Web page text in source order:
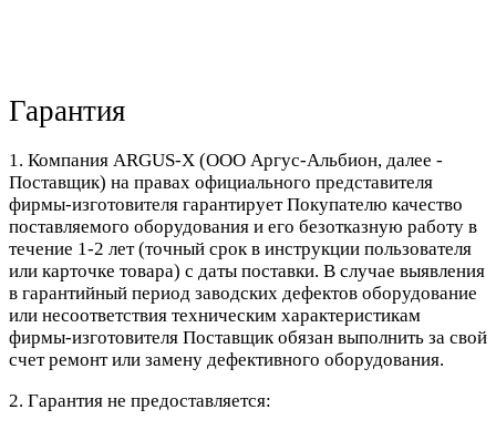
Гарантия
1. Компания ARGUS-X (ООО Аргус-Альбион, далее -
Поставщик) на правах официального представителя
фирмы-изготовителя гарантирует Покупателю качество
поставляемого оборудования и его безотказную работу в
течение 1-2 лет (точный срок в инструкции пользователя
или карточке товара) с даты поставки. В случае выявления
в гарантийный период заводских дефектов оборудование
или несоответствия техническим характеристикам
фирмы-изготовителя Поставщик обязан выполнить за свой
счет ремонт или замену дефективного оборудования.
2. Гарантия не предоставляется: